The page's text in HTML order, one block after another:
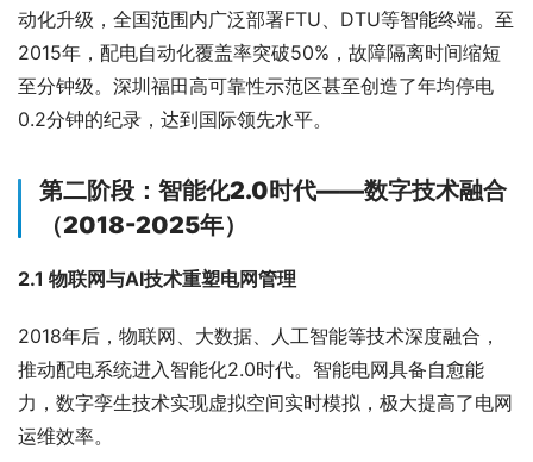
动化升级，全国范围内广泛部署FTU、DTU等智能终端。至
2015年，配电自动化覆盖率突破50%，故障隔离时间缩短
至分钟级。深圳福田高可靠性示范区甚至创造了年均停电
0.2分钟的纪录，达到国际领先水平。
第二阶段：智能化2.0时代——数字技术融合
（2018-2025年）
2.1 物联网与AI技术重塑电网管理
2018年后，物联网、大数据、人工智能等技术深度融合，
推动配电系统进入智能化2.0时代。智能电网具备自愈能
力，数字孪生技术实现虚拟空间实时模拟，极大提高了电网
运维效率。